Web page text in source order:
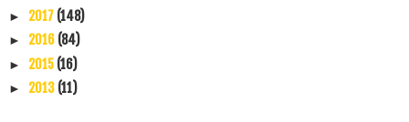
► 2017 (148)
► 2016 (84)
► 2015 (16)
► 2013 (11)